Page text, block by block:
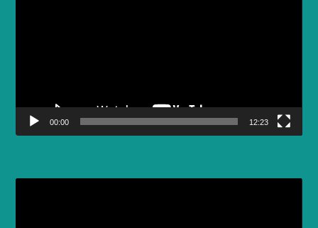
00:00 12:23